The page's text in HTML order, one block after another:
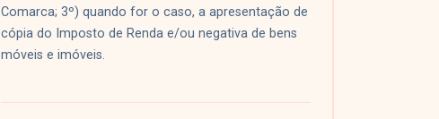
Comarca; 3º) quando for o caso, a apresentação de
cópia do Imposto de Renda e/ou negativa de bens
móveis e imóveis.